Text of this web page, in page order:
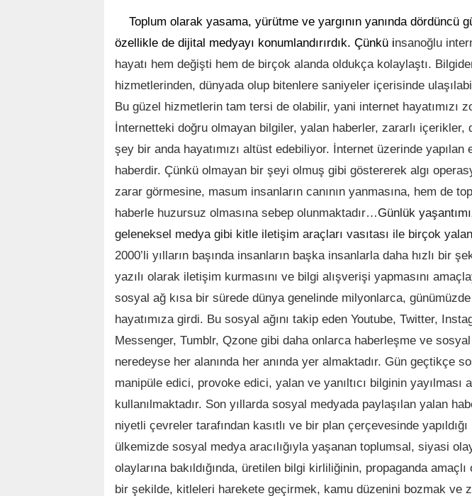
Toplum olarak yasama, yürütme ve yargının yanında dördüncü
özellikle de dijital medyayı konumlandırırdık. Çünkü insanoğlu
hayatı hem değişti hem de birçok alanda oldukça kolaylaştı.
hizmetlerinden, dünyada olup bitenlere saniyeler içerisinde
Bu güzel hizmetlerin tam tersi de olabilir, yani internet hayatımızı
İnternetteki doğru olmayan bilgiler, yalan haberler, zararlı içerikler,
şey bir anda hayatımızı altüst edebiliyor. İnternet üzerinde yapılan
haberdir. Çünkü olmayan bir şeyi olmuş gibi göstererek algı
zarar görmesine, masum insanların canının yanmasına, hem de
haberle huzursuz olmasına sebep olunmaktadır…Günlük
geleneksel medya gibi kitle iletişim araçları vasıtası ile birçok yalan
2000’li yılların başında insanların başka insanlarla daha hızlı bir
yazılı olarak iletişim kurmasını ve bilgi alışverişi yapmasını
sosyal ağ kısa bir sürede dünya genelinde milyonlarca,
hayatımıza girdi. Bu sosyal ağını takip eden Youtube, Twitter,
Messenger, Tumblr, Qzone gibi daha onlarca haberleşme ve sosyal
neredeyse her alanında her anında yer almaktadır. Gün geçtikçe
manipüle edici, provoke edici, yalan ve yanıltıcı bilginin yayılması
kullanılmaktadır. Son yıllarda sosyal medyada paylaşılan yalan
niyetli çevreler tarafından kasıtlı ve bir plan çerçevesinde
ülkemizde sosyal medya aracılığıyla yaşanan toplumsal, siyasi
olaylarına bakıldığında, üretilen bilgi kirliliğinin, propaganda
bir şekilde, kitleleri harekete geçirmek, kamu düzenini bozmak ve